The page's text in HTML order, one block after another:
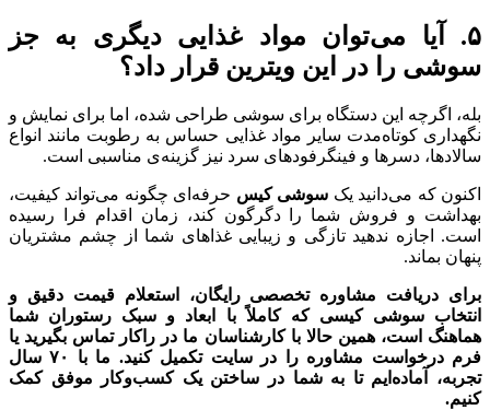
۵.
آیا می‌توان مواد غذایی دیگری به جز
سوشی را در این ویترین قرار داد؟
بله، اگرچه این دستگاه برای سوشی طراحی شده، اما برای نمایش و
نگهداری کوتاه‌مدت سایر مواد غذایی حساس به رطوبت مانند انواع
سالادها، دسرها و فینگرفودهای سرد نیز گزینه‌ی مناسبی است.
اکنون که می‌دانید یک سوشی کیس حرفه‌ای چگونه می‌تواند کیفیت،
بهداشت و فروش شما را دگرگون کند، زمان اقدام فرا رسیده
است. اجازه ندهید تازگی و زیبایی غذاهای شما از چشم مشتریان
پنهان بماند.
برای دریافت مشاوره تخصصی رایگان، استعلام قیمت دقیق و
انتخاب سوشی کیسی که کاملاً با ابعاد و سبک رستوران شما
هماهنگ است، همین حالا با کارشناسان ما در راکار تماس بگیرید یا
فرم درخواست مشاوره را در سایت تکمیل کنید. ما با
۷۰سال
تجربه، آماده‌ایم تا به شما در ساختن یک کسب‌وکار موفق کمک
کنیم.